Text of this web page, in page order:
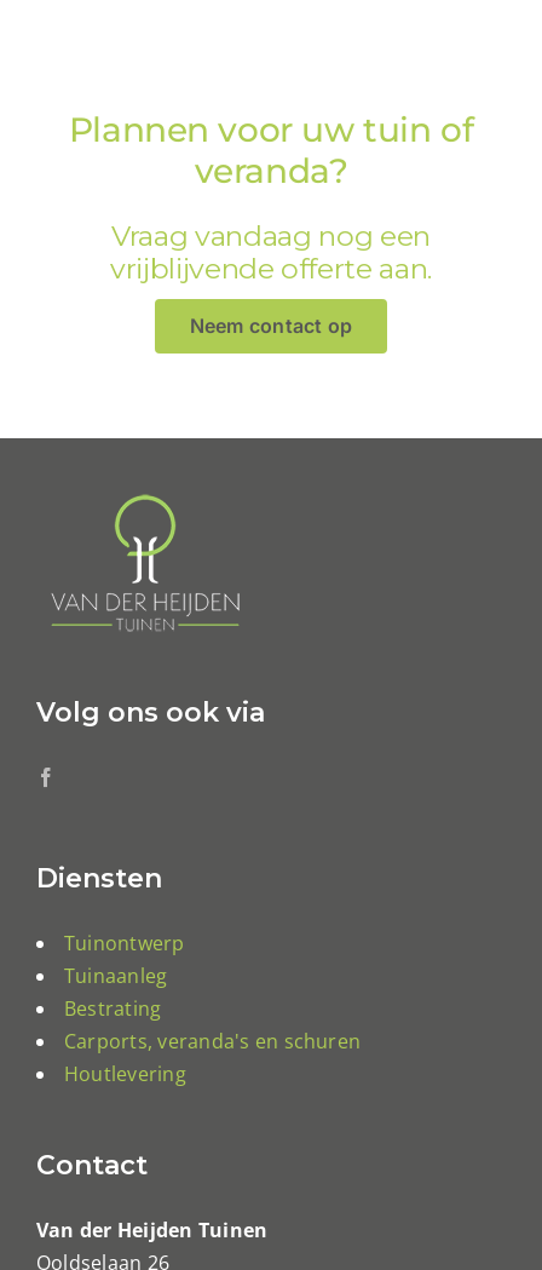
Plannen voor uw tuin of
veranda?
Vraag vandaag nog een
vrijblijvende offerte aan.
Neem contact op
Volg ons ook via
Diensten
Tuinontwerp
Tuinaanleg
Bestrating
Carports, veranda's en schuren
Houtlevering
Contact
Van der Heijden Tuinen
Ooldselaan 26